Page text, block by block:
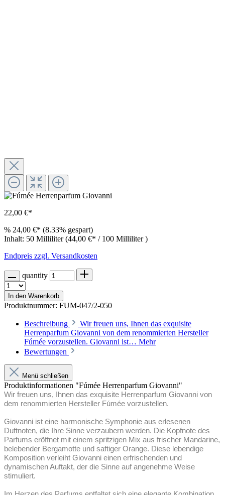
22,00 €*
% 24,00 €* (8.33% gespart)
Inhalt: 50 Milliliter(44,00 €* / 100 Milliliter )
Endpreis zzgl. Versandkosten
quantity
In den Warenkorb
Produktnummer: FUM-047/2-050
Beschreibung
Wir freuen uns, Ihnen das exquisite
Herrenparfum Giovanni von dem renommierten Hersteller
Fúmée vorzustellen. Giovanni ist… Mehr
Bewertungen
Menü schließen
Produktinformationen "Fúmée Herrenparfum Giovanni"
Wir freuen uns, Ihnen das exquisite Herrenparfum Giovanni von
dem renommierten Hersteller Fúmée vorzustellen.
Giovanni ist eine harmonische Symphonie aus erlesenen
Duftnoten, die Ihre Sinne verzaubern werden. Die Kopfnote des
Parfums eröffnet mit einem spritzigen Mix aus frischer Mandarine,
belebender Bergamotte und saftiger Orange. Diese lebendige
Komposition verleiht Giovanni einen erfrischenden und
dynamischen Auftakt, der die Sinne auf angenehme Weise
stimuliert.